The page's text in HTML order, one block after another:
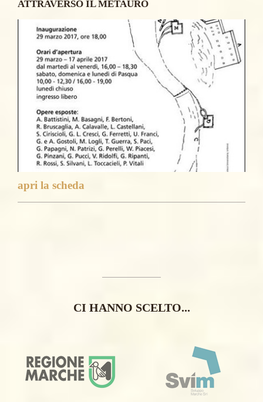
ATTRAVERSO IL METAURO
apri la scheda
CI HANNO SCELTO...